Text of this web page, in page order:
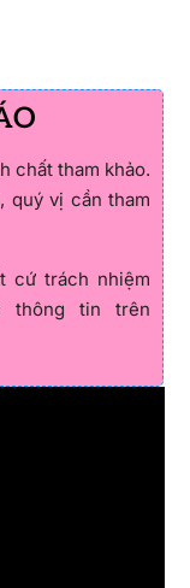
chất tham khảo.
quý vị cần tham
cứ trách nhiệm
thông tin trên